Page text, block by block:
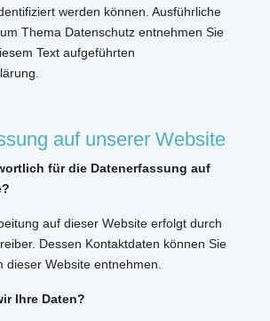
werden können. Ausführliche
Thema Datenschutz entnehmen Sie
Text aufgeführten
auf unserer Website
für die Datenerfassung auf
auf dieser Website erfolgt durch
Dessen Kontaktdaten können Sie
dieser Website entnehmen.
Ihre Daten?